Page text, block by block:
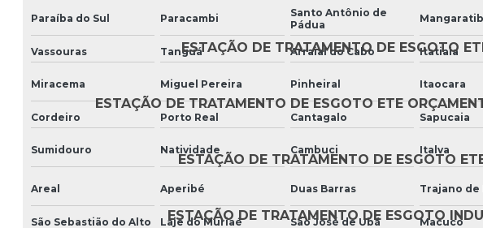
ESTAÇÃO DE TRATAMENTO DE ESGOTO
ESTAÇÃO DE TRATAMENTO DE ESGOTO ETE
ESTAÇÃO DE TRATAMENTO DE ESGOTO
ESTAÇÃO DE TRATAMENTO DE ESGOTO
Paraíba do Sul Paracambi
Santo Antônio de
Pádua
Vassouras Tanguá Arraial do Cabo Itatiaia
Miracema Miguel Pereira Pinheiral Itaocara
Cordeiro Porto Real Cantagalo Sapucaia
Sumidouro Natividade Cambuci Italva
Areal Aperibé Duas Barras Trajano de
São Sebastião do Alto Laje do Muriaé São José de Ubá
Macuco